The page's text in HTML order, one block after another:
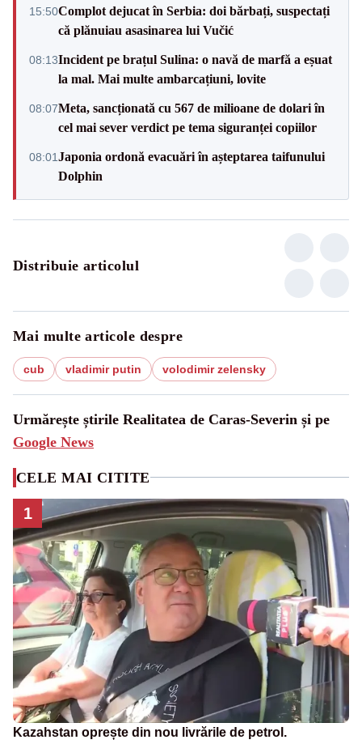
15:50Complot dejucat în Serbia: doi bărbați, suspectați
că plănuiau asasinarea lui Vučić
08:13Incident pe brațul Sulina: o navă de marfă a eșuat
la mal. Mai multe ambarcațiuni, lovite
08:07Meta, sancționată cu 567 de milioane de dolari în
cel mai sever verdict pe tema siguranței copiilor
08:01Japonia ordonă evacuări în așteptarea taifunului
Dolphin
Distribuie articolul
Mai multe articole despre
cub vladimir putin volodimir zelensky
Urmărește știrile Realitatea de Caras-Severin și pe
Google News
CELE MAI CITITE
1
Kazahstan oprește din nou livrările de petrol.